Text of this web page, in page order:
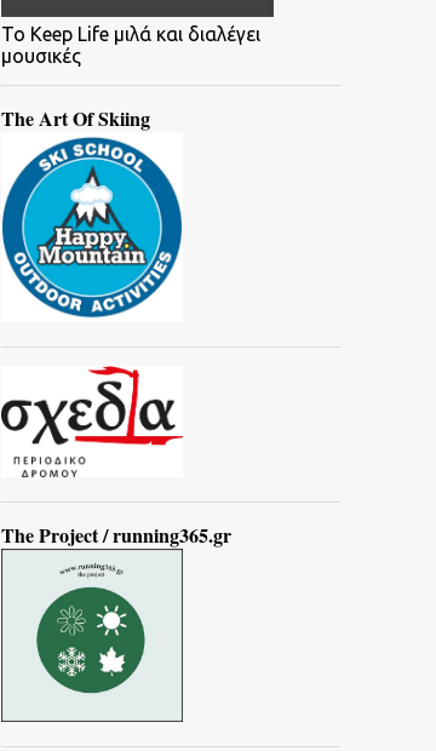
To Keep Life μιλά και διαλέγει
μουσικές
The Art Of Skiing
The Project / running365.gr